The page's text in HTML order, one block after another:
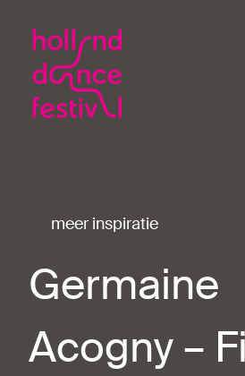
meer inspiratie
Germaine
Acogny –